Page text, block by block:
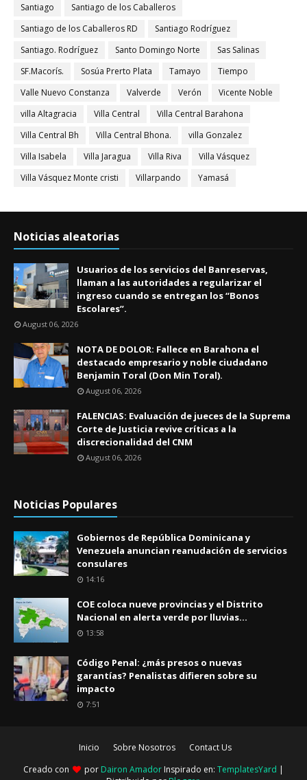
Santiago
Santiago de los Caballeros
Santiago de los Caballeros RD
Santiago Rodríguez
Santiago. Rodríguez
Santo Domingo Norte
Sas Salinas
SF.Macorís.
Sosúa Prerto Plata Tamayo
Tiempo
Valle Nuevo Constanza
Valverde Verón
Vicente Noble
villa Altagracia
Villa Central
Villa Central Barahona
Villa Central Bh
Villa Central Bhona.
villa Gonzalez
Villa Isabela
Villa Jaragua Villa Riva
Villa Vásquez
Villa Vásquez Monte cristi
Villarpando Yamasá
Noticias aleatorias
Usuarios de los servicios del Banreservas,
llaman a las autoridades a regularizar el
ingreso cuando se entregan los “Bonos
Escolares”.
August 06, 2026
NOTA DE DOLOR: Fallece en Barahona el
destacado empresario y noble ciudadano
Benjamin Toral (Don Min Toral).
August 06, 2026
FALENCIAS: Evaluación de jueces de la Suprema
Corte de Justicia revive críticas a la
discrecionalidad del CNM
August 06, 2026
Noticias Populares
Gobiernos de República Dominicana y
Venezuela anuncian reanudación de servicios
consulares
14:16
COE coloca nueve provincias y el Distrito
Nacional en alerta verde por lluvias...
13:58
Código Penal: ¿más presos o nuevas
garantías? Penalistas difieren sobre su
impacto
7:51
Inicio Sobre Nosotros
Contact Us
Creado con
por Dairon Amador Inspirado en: TemplatesYard |